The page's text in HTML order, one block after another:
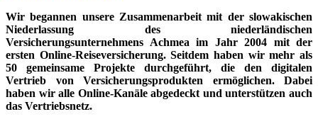
Wir begannen unsere Zusammenarbeit mit der slowakischen
Niederlassung des niederländischen
Versicherungsunternehmens Achmea im Jahr 2004 mit der
ersten Online-Reiseversicherung. Seitdem haben wir mehr als
50 gemeinsame Projekte durchgeführt, die den digitalen
Vertrieb von Versicherungsprodukten ermöglichen. Dabei
haben wir alle Online-Kanäle abgedeckt und unterstützen auch
das Vertriebsnetz.